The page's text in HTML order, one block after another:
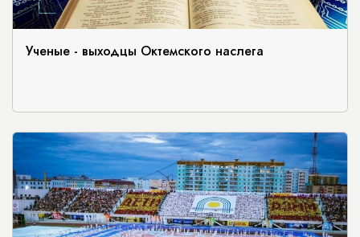
Ученые - выходцы Октемского наслега